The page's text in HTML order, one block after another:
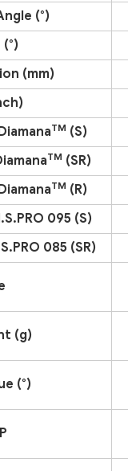
(°)
(mm)
TM (S)
TM (SR)
TM (R)
095 (S)
085 (SR)
(g)
(°)